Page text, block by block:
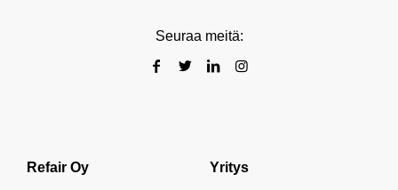
Seuraa meitä:
Refair Oy Yritys